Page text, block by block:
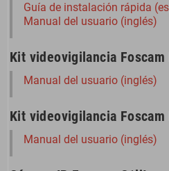
Guía de instalación rápida
Manual del usuario (inglés)
Kit videovigilancia Foscam
Manual del usuario (inglés)
Kit videovigilancia Foscam
Manual del usuario (inglés)